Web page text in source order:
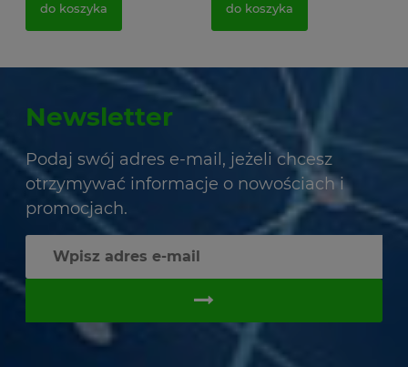
do koszyka do koszyka
Newsletter
Podaj swój adres e-mail, jeżeli chcesz
otrzymywać informacje o nowościach i
promocjach.